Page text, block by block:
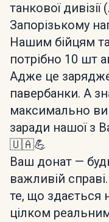
танкової
Запорізькому
Нашим бійцям
потрібно 10 шт
Адже це
павербанки. А
максимально
заради нашої з
🇺🇦💪
Ваш донат —
важливій
те, що
цілком